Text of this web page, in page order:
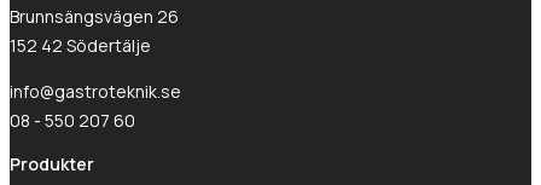
Brunnsängsvägen 26
152 42 Södertälje
info@gastroteknik.se
08 - 550 207 60
Produkter